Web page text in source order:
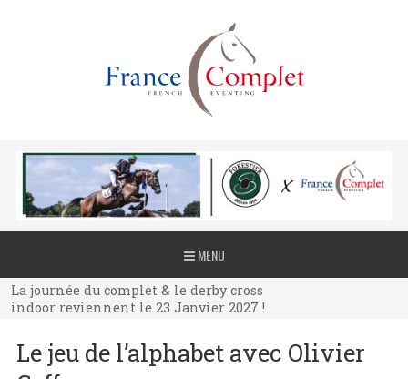
MENU
La journée du complet & le derby cross
indoor reviennent le 23 Janvier 2027 !
La journée du complet & le derby cross
indoor reviennent le 23 Janvier 2027 !
indoor reviennent le 23 Janvier 2027 !
Le jeu de l’alphabet avec Olivier